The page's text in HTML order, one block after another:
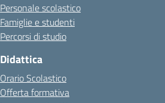
Personale scolastico
Famiglie e studenti
Percorsi di studio
Didattica
Orario Scolastico
Offerta formativa